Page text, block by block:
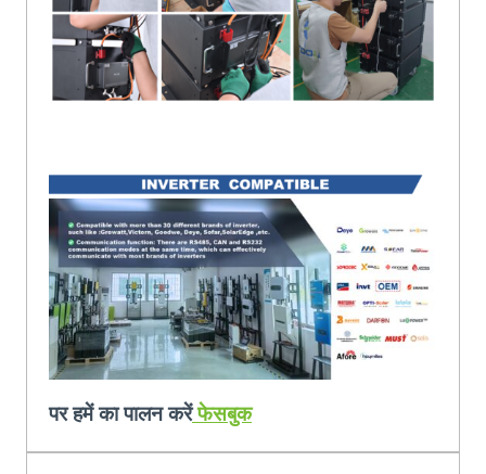
पर हमें का पालन करेंफेसबुक